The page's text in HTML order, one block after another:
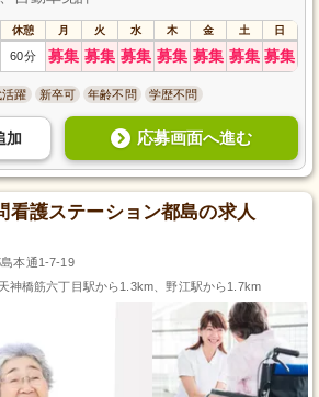
休憩 月 火 水 木 金 土 日
60分 募集 募集 募集 募集 募集 募集 募集
活躍 新卒可 年齢不問 学歴不問
加 応募画面へ進む
看護ステーション都島の求人
本通1-7-19
神橋筋六丁目駅から1.3km、野江駅から1.7km